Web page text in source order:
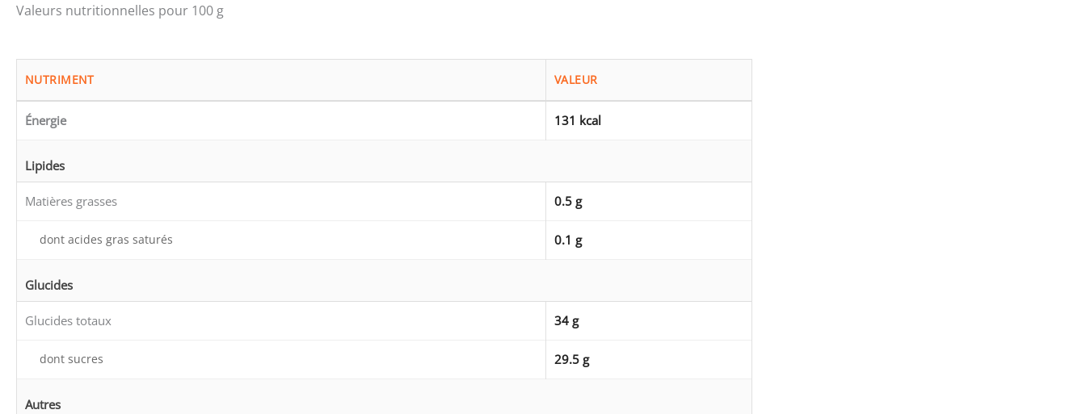
Valeurs nutritionnelles pour 100 g
NUTRIMENT VALEUR
Énergie 131 kcal
Lipides
Matières grasses 0.5 g
dont acides gras saturés 0.1 g
Glucides
Glucides totaux 34 g
dont sucres 29.5 g
Autres